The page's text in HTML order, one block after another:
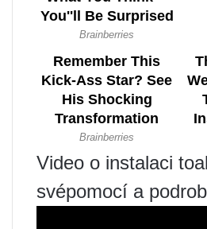
Video o instalaci
svépomocí a